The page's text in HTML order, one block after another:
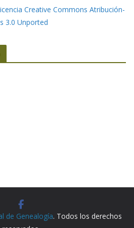
Creative Commons Atribución-
3.0 Unported
de Genealogía. Todos los derechos